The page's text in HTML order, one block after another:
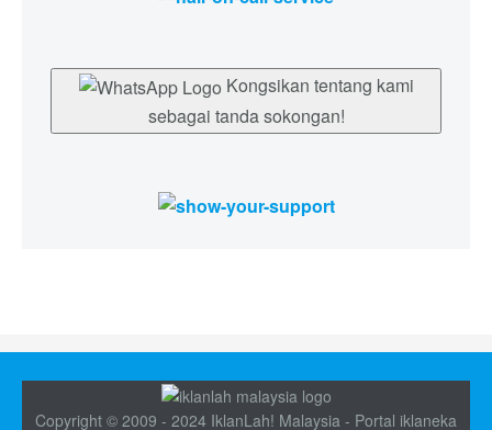
sebagai tanda sokongan!
Copyright © 2009 - 2024 IklanLah! Malaysia - Portal iklaneka